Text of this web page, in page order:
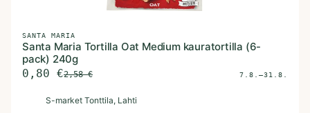
SANTA MARIA
Santa Maria Tortilla Oat Medium kauratortilla (6-
pack) 240g
0,80 €2,58€ 7.8.–31.8.
S-market Tonttila, Lahti